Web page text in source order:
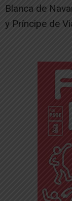
Blanca de
y Príncipe de